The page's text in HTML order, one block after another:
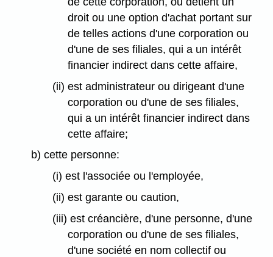
droit ou une option d'achat portant sur
de telles actions d'une corporation ou
d'une de ses filiales, qui a un intérêt
financier indirect dans cette affaire,
(ii) est administrateur ou dirigeant d'une
corporation ou d'une de ses filiales,
qui a un intérêt financier indirect dans
cette affaire;
b) cette personne:
(i) est l'associée ou l'employée,
(ii) est garante ou caution,
(iii) est créancière, d'une personne, d'une
corporation ou d'une de ses filiales,
d'une société en nom collectif ou